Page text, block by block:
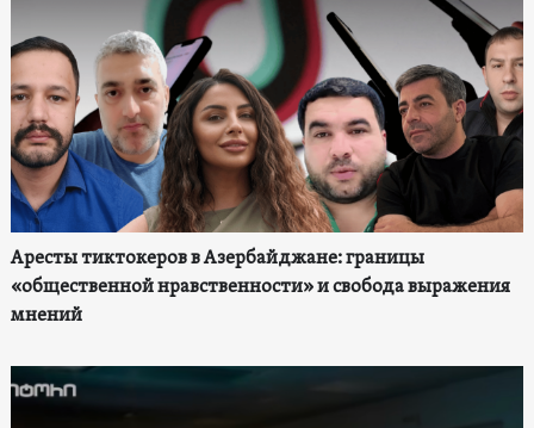
Аресты тиктокеров в Азербайджане: границы
«общественной нравственности» и свобода выражения
мнений